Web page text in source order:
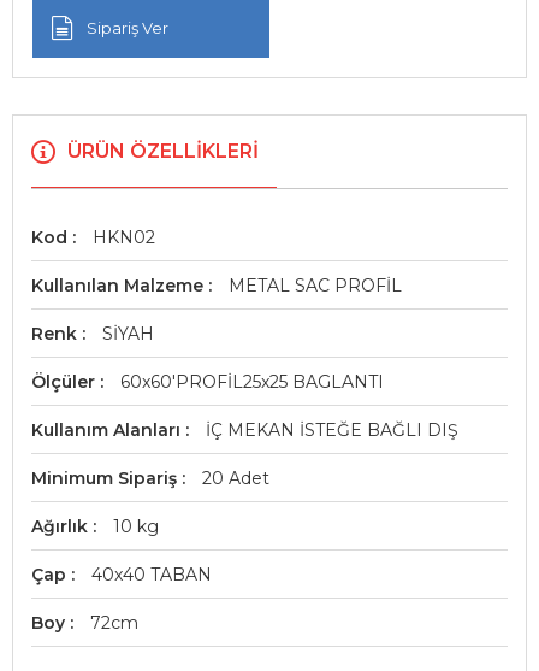
Sipariş Ver
ÜRÜN ÖZELLIKLERI
Kod HKN02
Kullanılan Malzeme METAL SAC PROFİL
Renk SİYAH
Ölçüler 60x60'PROFİL25x25 BAGLANTI
Kullanım Alanları İÇ MEKAN İSTEĞE BAĞLI DIŞ
Minimum Sipariş 20 Adet
Ağırlık 10 kg
Çap 40x40 TABAN
Boy 72cm